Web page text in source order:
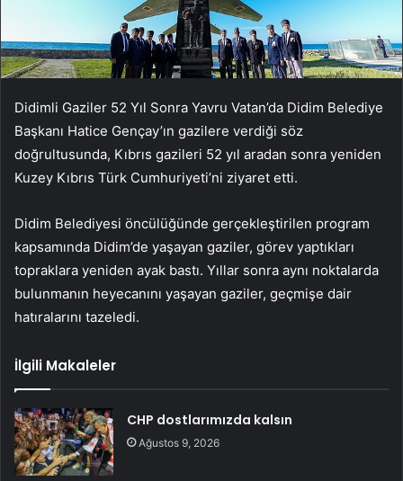
Didimli Gaziler 52 Yıl Sonra Yavru Vatan’da Didim Belediye
Başkanı Hatice Gençay’ın gazilere verdiği söz
doğrultusunda, Kıbrıs gazileri 52 yıl aradan sonra yeniden
Kuzey Kıbrıs Türk Cumhuriyeti’ni ziyaret etti.
Didim Belediyesi öncülüğünde gerçekleştirilen program
kapsamında Didim’de yaşayan gaziler, görev yaptıkları
topraklara yeniden ayak bastı. Yıllar sonra aynı noktalarda
bulunmanın heyecanını yaşayan gaziler, geçmişe dair
hatıralarını tazeledi.
İlgili Makaleler
CHP dostlarımızda kalsın
Ağustos 9, 2026